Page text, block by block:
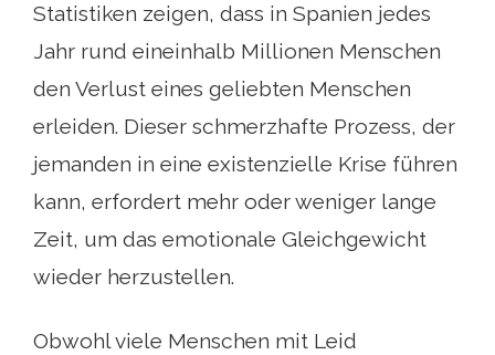
Statistiken zeigen, dass in Spanien jedes
Jahr rund eineinhalb Millionen Menschen
den Verlust eines geliebten Menschen
erleiden. Dieser schmerzhafte Prozess, der
jemanden in eine existenzielle Krise führen
kann, erfordert mehr oder weniger lange
Zeit, um das emotionale Gleichgewicht
wieder herzustellen.
Obwohl viele Menschen mit Leid